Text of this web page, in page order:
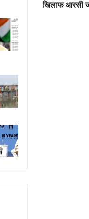
खिलाफ आरसी